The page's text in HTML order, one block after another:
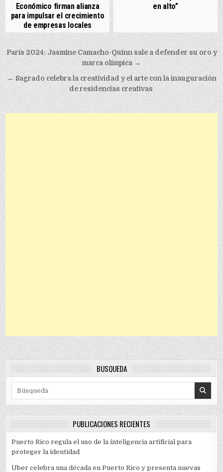
Económico firman alianza
para impulsar el crecimiento
de empresas locales
en alto”
Post navigation
París 2024: Jasmine Camacho-Quinn sale a defender su oro y
marca olímpica →
← Sagrado celebra la creatividad y el arte con la inauguración
de residencias creativas
BÚSQUEDA
PUBLICACIONES RECIENTES
Puerto Rico regula el uso de la inteligencia artificial para
proteger la identidad
Uber celebra una década en Puerto Rico y presenta nuevas